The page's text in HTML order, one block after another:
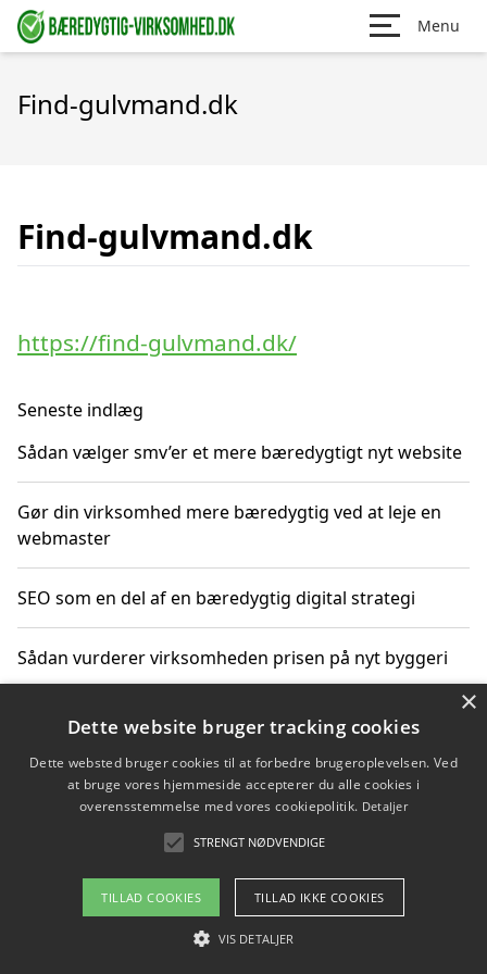
Menu
Find-gulvmand.dk
Find-gulvmand.dk
https://find-gulvmand.dk/
Seneste indlæg
Sådan vælger smv’er et mere bæredygtigt nyt website
Gør din virksomhed mere bæredygtig ved at leje en
webmaster
SEO som en del af en bæredygtig digital strategi
Sådan vurderer virksomheden prisen på nyt byggeri
Sådan får du hjælp til en hjemmeside uden binding
Copyright 2026 - Pilanto Aps
Om / kontakt
Blog Betingelser
×
Dette website bruger tracking cookies
Dette websted bruger cookies til at forbedre brugeroplevelsen. Ved
at bruge vores hjemmeside accepterer du alle cookies i
overensstemmelse med vores cookiepolitik. Detaljer
STRENGT NØDVENDIGE
TILLAD COOKIES TILLAD IKKE COOKIES
VIS DETALJER